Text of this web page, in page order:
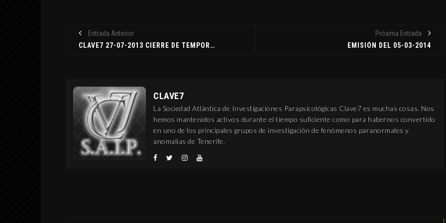
Entrada Anterior
CLAVE7 27-07-2013 CIERRE DE TEMPORADA 2012-2013
Próxima Entrada
EMISIÓN DEL 05-03-2014
CLAVE7
La Sociedad Atlántica de Investigaciones Parapsicológicas Clave7 es muchas cosas. Nos
hemos mantenidos activos durante el tiempo suficiente como para habernos convertido
en uno de los principales grupos de investigación de fenómenos paranormales y
anomalías de Tenerife.